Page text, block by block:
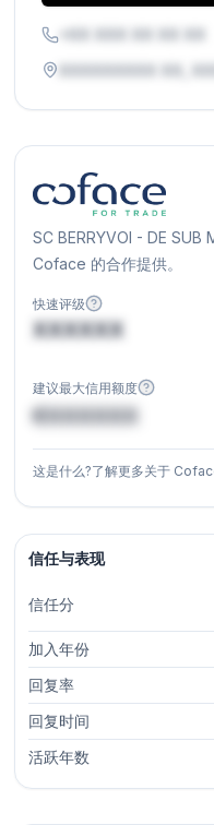
SC BERRYVOI - DE SUB
Coface 的合作提供。
快速评级
XXXXXX
建议最大信用额度
€XXXXXX
这是什么?了解更多关于
信任与表现
信任分
加入年份
回复率
回复时间
活跃年数